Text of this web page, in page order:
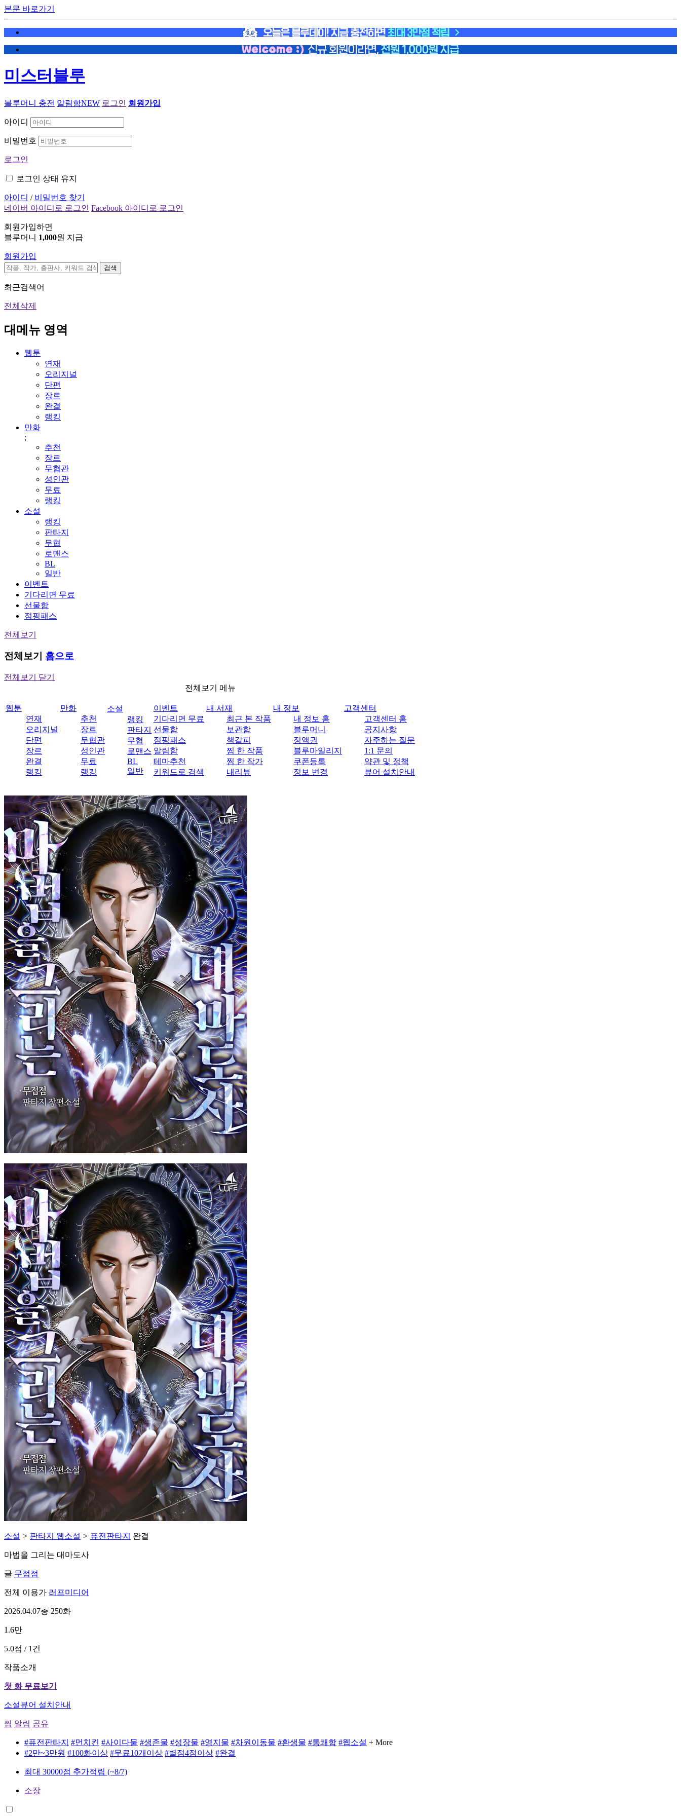
본문 바로가기
미스터블루
블루머니 충전 알림함NEW 로그인 회원가입
아이디
비밀번호
로그인
로그인 상태 유지
아이디 / 비밀번호 찾기
네이버 아이디로 로그인 Facebook 아이디로 로그인
회원가입하면
블루머니 1,000원 지급
회원가입
검색
최근검색어
전체삭제
대메뉴 영역
웹툰
연재
오리지널
단편
장르
완결
랭킹
만화
;
추천
장르
무협관
성인관
무료
랭킹
소설
랭킹
판타지
무협
로맨스
BL
일반
이벤트
기다리면 무료
선물함
점핑패스
전체보기
전체보기 홈으로
전체보기 닫기
전체보기 메뉴
웹툰
연재
오리지널
단편
장르
완결
랭킹
만화
추천
장르
무협관
성인관
무료
랭킹
소설
랭킹
판타지
무협
로맨스
BL
일반
이벤트
기다리면 무료
선물함
점핑패스
알림함
테마추천
키워드로 검색
내 서재
최근 본 작품
보관함
책갈피
찜 한 작품
찜 한 작가
내리뷰
내 정보
내 정보 홈
블루머니
정액권
블루마일리지
쿠폰등록
정보 변경
고객센터
고객센터 홈
공지사항
자주하는 질문
1:1 문의
약관 및 정책
뷰어 설치안내
소설 > 판타지 웹소설 > 퓨전판타지 완결
마법을 그리는 대마도사
글 무접점
전체 이용가 러프미디어
2026.04.07총 250화
1.6만
5.0점 / 1건
작품소개
첫 화 무료보기
소설뷰어 설치안내
찜 알림 공유
#퓨전판타지 #먼치킨 #사이다물 #생존물 #성장물 #영지물 #차원이동물 #환생물 #통쾌함 #웹소설 + More
#2만~3만원 #100화이상 #무료10개이상 #별점4점이상 #완결
최대 30000점 추가적립 (~8/7)
소장